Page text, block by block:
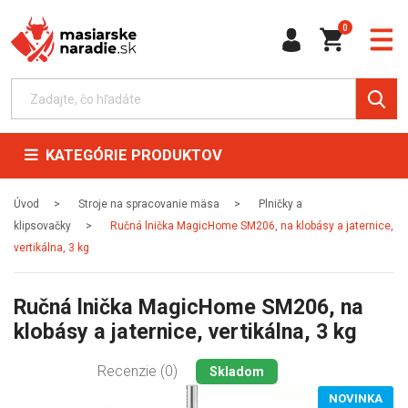
0
KATEGÓRIE PRODUKTOV
Úvod Stroje na spracovanie mäsa
Plničky a
klipsovačky
Ručná lnička MagicHome SM206, na klobásy a jaternice,
vertikálna, 3 kg
Ručná lnička MagicHome SM206, na
klobásy a jaternice, vertikálna, 3 kg
Recenzie (0) Skladom
NOVINKA